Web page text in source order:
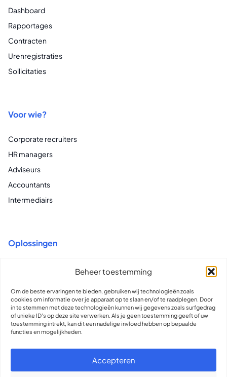
Beheer toestemming
Om de beste ervaringen te bieden, gebruiken wij technologieën zoals
cookies om informatie over je apparaat op te slaan en/of te raadplegen. Door
in te stemmen met deze technologieën kunnen wij gegevens zoals surfgedrag
of unieke ID's op deze site verwerken. Als je geen toestemming geeft of uw
toestemming intrekt, kan dit een nadelige invloed hebben op bepaalde
functies en mogelijkheden.
Accepteren
Dashboard
Rapportages
Contracten
Urenregistraties
Sollicitaties
Voor wie?
Corporate recruiters
HR managers
Adviseurs
Accountants
Intermediairs
Oplossingen
Recruitment voor Vast & Flex
Total Talent Intelligence & Insights